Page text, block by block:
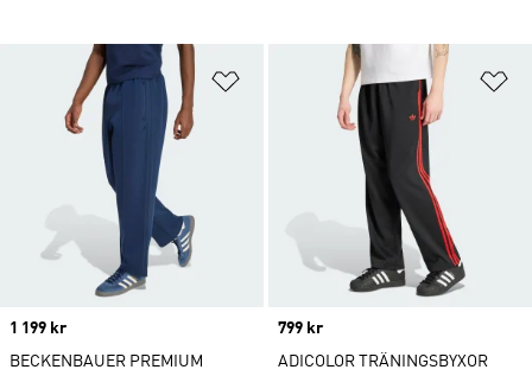
Lägg till på önskelistan
Price
1 199 kr
BECKENBAUER PREMIUM
Price
799 kr
ADICOLOR TRÄNINGSBYXOR